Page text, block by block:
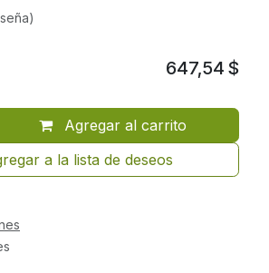
Agregar al carrito
a la lista de deseos
647,54 $